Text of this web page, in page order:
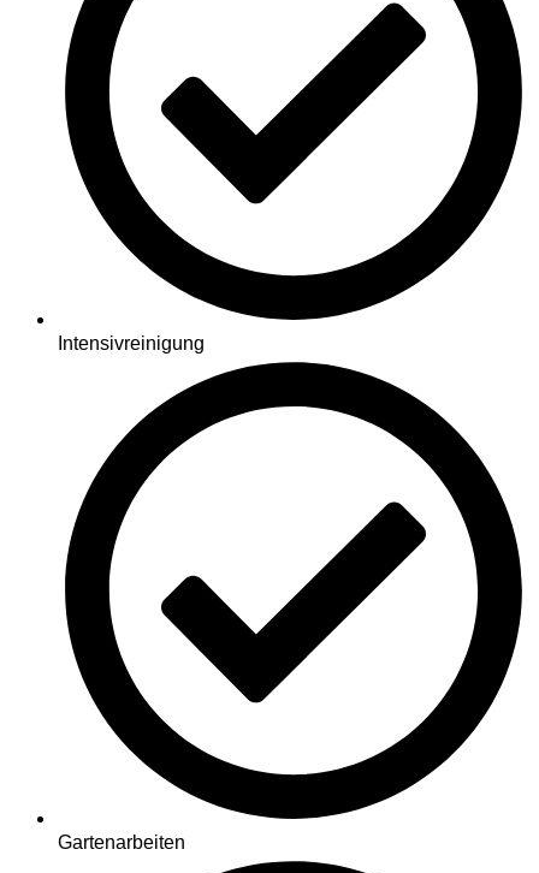
Intensivreinigung
Gartenarbeiten